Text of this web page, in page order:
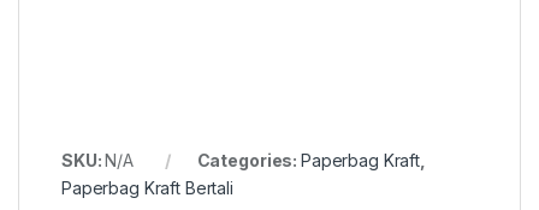
SKU:N/A Categories: Paperbag Kraft
Paperbag Kraft Bertali